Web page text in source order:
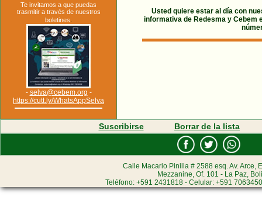
Te invitamos a que puedas
trasmitir a través de nuestros
boletines.
- selva@cebem.org -
https://cutt.ly/WhatsAppSelva
Usted quiere estar al día con
informativa de Redesma y Cebem
Suscribirse Borrar de la lista
Calle Macario Pinilla # 2588 esq. Av. Arce,
Mezzanine, Of. 101 - La Paz,
Teléfono: +591 2431818 - Celular: +591